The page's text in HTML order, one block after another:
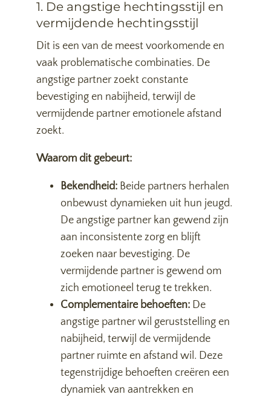
1. De angstige hechtingsstijl en
vermijdende hechtingsstijl
Dit is een van de meest voorkomende en
vaak problematische combinaties. De
angstige partner zoekt constante
bevestiging en nabijheid, terwijl de
vermijdende partner emotionele afstand
zoekt.
Waarom dit gebeurt:
Bekendheid: Beide partners herhalen
onbewust dynamieken uit hun jeugd.
De angstige partner kan gewend zijn
aan inconsistente zorg en blijft
zoeken naar bevestiging. De
vermijdende partner is gewend om
zich emotioneel terug te trekken.
Complementaire behoeften: De
angstige partner wil geruststelling en
nabijheid, terwijl de vermijdende
partner ruimte en afstand wil. Deze
tegenstrijdige behoeften creëren een
dynamiek van aantrekken en